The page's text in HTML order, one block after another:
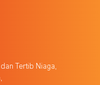
Tertib Niaga,